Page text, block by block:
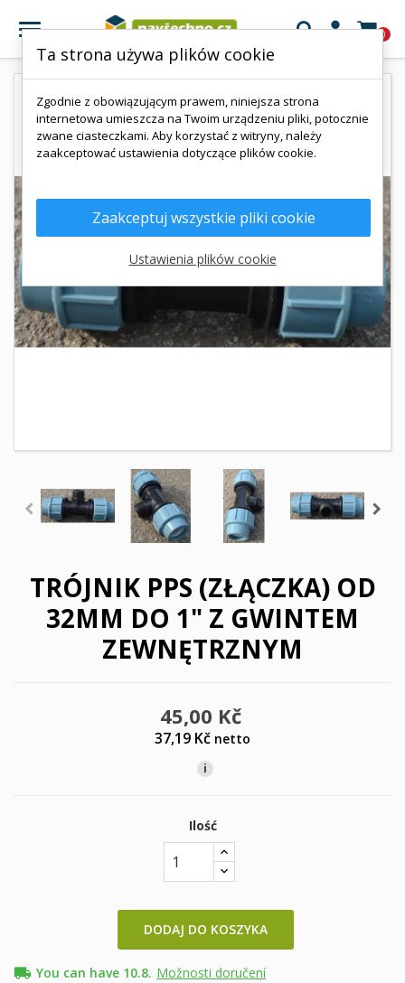
 0
TRÓJNIK PPS (ZŁĄCZKA) OD
32MM DO 1" Z GWINTEM
ZEWNĘTRZNYM
45,00 Kč
37,19 Kč netto
i
Ilość
DODAJ DO KOSZYKA
local_shipping You can have 10.8. Možnosti doručení
Ta strona używa plików cookie
Zgodnie z obowiązującym prawem, niniejsza strona
internetowa umieszcza na Twoim urządzeniu pliki, potocznie
zwane ciasteczkami. Aby korzystać z witryny, należy
zaakceptować ustawienia dotyczące plików cookie.
Zaakceptuj wszystkie pliki cookie
Ustawienia plików cookie